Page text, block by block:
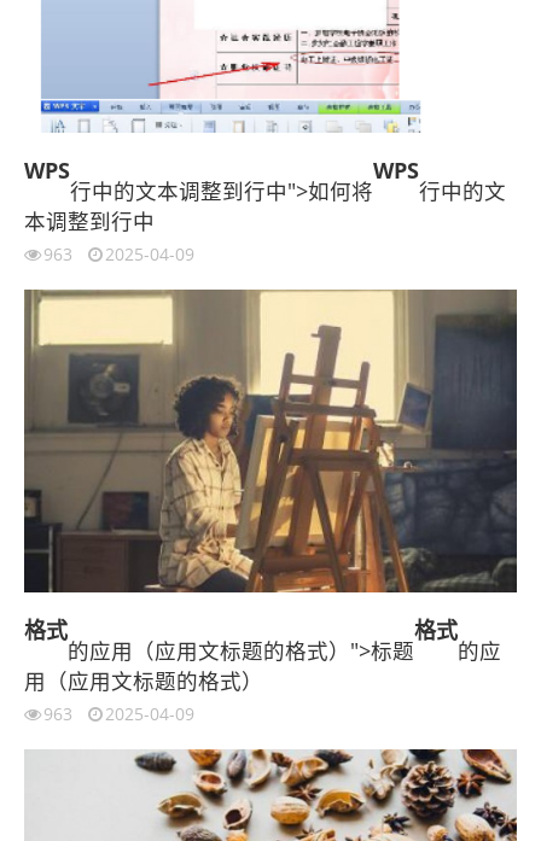
WPS
行中的文本调整到行中">如何将
WPS
行中的文
本调整到行中
963 2025-04-09
格式
的应用（应用文标题的格式）">标题
格式
的应
用（应用文标题的格式）
963 2025-04-09